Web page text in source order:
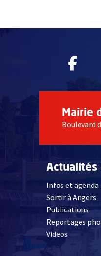
,
Mairie
Boulevard
Actualités
Infos et agenda
Sortir à Angers
Publications
Reportages
Videos, Ouvre